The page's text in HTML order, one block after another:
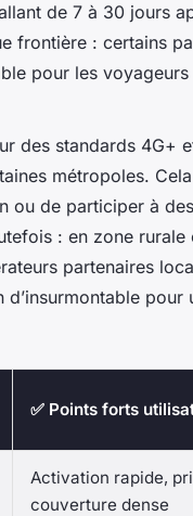
de 7 à 30 jours
frontière : certains
pour les
des standards 4G+
métropoles.
ou de participer à des
: en zone rurale
partenaires
pour
✅ Points forts
Activation rapide,
couverture dense